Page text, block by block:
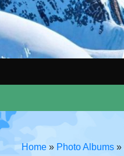
Home » Photo Albums »